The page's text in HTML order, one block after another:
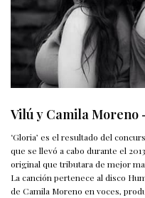
Vilú y Camila Moreno
‘Gloria’ es el resultado del
que se llevó a cabo durante el
original que tributara de mejor
La canción pertenece al disco
de Camila Moreno en voces,